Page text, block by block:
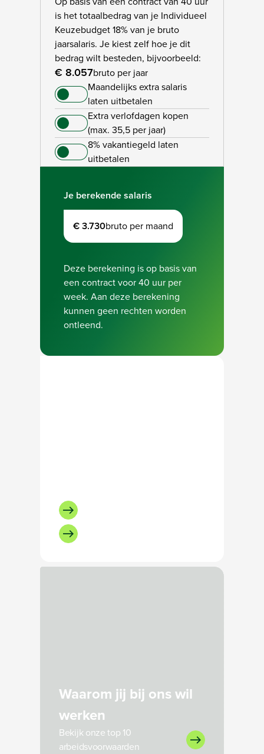
is het totaalbedrag van je Individueel
Keuzebudget 18% van je bruto
jaarsalaris. Je kiest zelf hoe je dit
bedrag wilt besteden, bijvoorbeeld:
€ 8.057bruto per jaar
Maandelijks extra salaris
laten uitbetalen
Extra verlofdagen kopen
(max. 35,5 per jaar)
8% vakantiegeld laten
uitbetalen
Je berekende salaris
€ 3.730bruto per maand
Deze berekening is op basis van
een contract voor 40 uur per
week. Aan deze berekening
kunnen geen rechten worden
ontleend.
Waarom jij bij ons wil
werken
Bekijk onze top 10
arbeidsvoorwaarden